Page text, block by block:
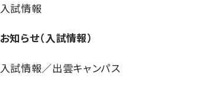
入試情報
お知らせ（入試情報）
入試情報／出雲キャンパス